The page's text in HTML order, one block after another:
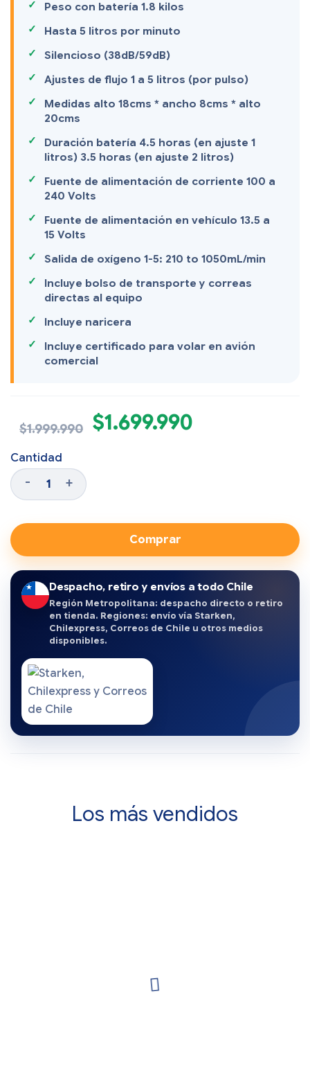
Peso con batería 1.8 kilos
Hasta 5 litros por minuto
Silencioso (38dB/59dB)
Ajustes de flujo 1 a 5 litros (por pulso)
Medidas alto 18cms * ancho 8cms * alto
20cms
Duración batería 4.5 horas (en ajuste 1
litros) 3.5 horas (en ajuste 2 litros)
Fuente de alimentación de corriente 100 a
240 Volts
Fuente de alimentación en vehículo 13.5 a
15 Volts
Salida de oxígeno 1-5: 210 to 1050mL/min
Incluye bolso de transporte y correas
directas al equipo
Incluye naricera
Incluye certificado para volar en avión
comercial
$1.999.990 $1.699.990
Cantidad
Comprar
Despacho, retiro y envíos a todo Chile
Región Metropolitana: despacho directo o retiro
en tienda. Regiones: envío vía Starken,
Chilexpress, Correos de Chile u otros medios
disponibles.
Los más vendidos